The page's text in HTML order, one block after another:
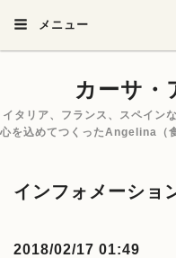
メニュー
カーサ・
イタリア、フランス、スペイン
心を込めてつくったAngelina（
インフォメーショ
2018/02/17 01:49